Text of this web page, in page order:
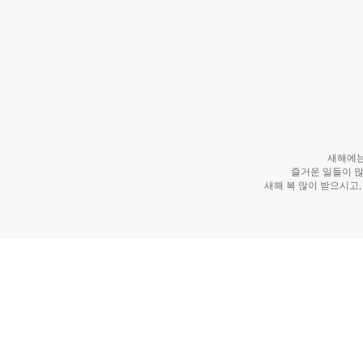
새해에
즐거운 일들이
새해 복 많이 받으시고